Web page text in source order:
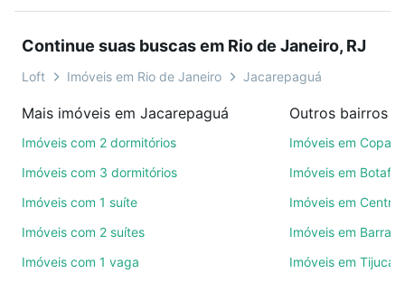
oferta ideal de Imóveis à venda em rua hugo
RJ para conquistar seu sonho. Agende uma visita
presencial ou por videochamada, é grátis, sem
mil corretores e imobiliárias te ajudando na compra,
venda ou troca de imóveis.
Como escolher um imóvel?
Use barra de busca no topo para pesquisar por
ruas, bairros e até condomínios favoritos. Você
também pode usar os filtros como quantidade de
Continue suas buscas em Rio de Janeiro, RJ
Loft Imóveis em Rio de Janeiro Jacarepaguá
Mais imóveis em Jacarepaguá
Imóveis com 2 dormitórios
Imóveis com 3 dormitórios
Imóveis com 1 suíte
Imóveis com 2 suítes
Imóveis com 1 vaga
Imóveis em
Imóveis em
Imóveis em Centro
Imóveis em Barra
Imóveis em Tijuca